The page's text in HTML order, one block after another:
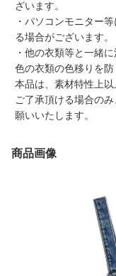
ざいます。
・パソコンモニター
る場合がございます。
・他の衣類等と一緒
色の衣類の色移りを防
本品は、素材特性上以
ご了承頂ける場合の
願いいたします。
商品画像